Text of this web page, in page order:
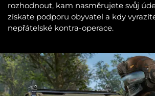
rozhodnout, kam nasměrujete svůj
získate podporu obyvatel a kdy
nepřátelské kontra-operace.